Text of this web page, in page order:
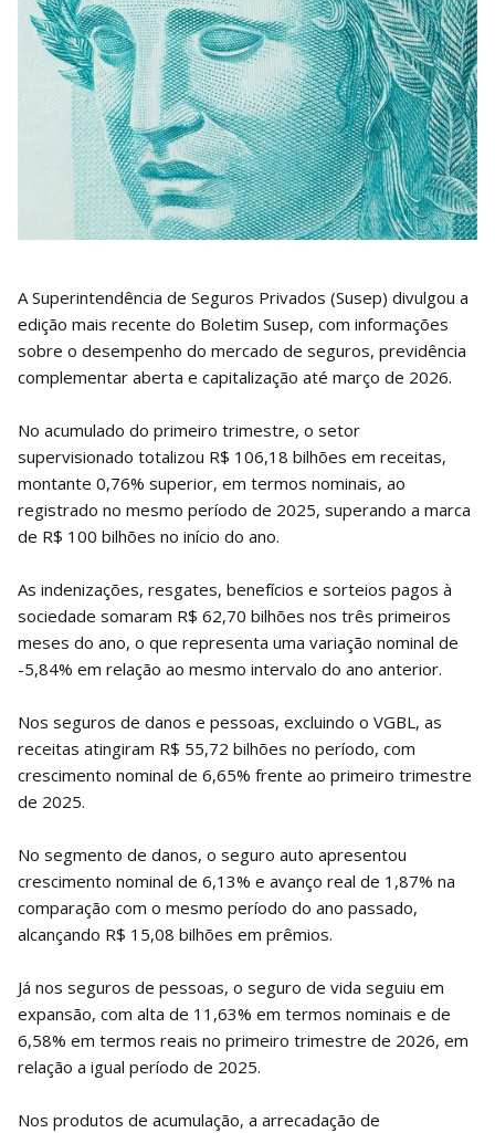
A Superintendência de Seguros Privados (Susep) divulgou a
edição mais recente do Boletim Susep, com informações
sobre o desempenho do mercado de seguros, previdência
complementar aberta e capitalização até março de 2026.
No acumulado do primeiro trimestre, o setor
supervisionado totalizou R$ 106,18 bilhões em receitas,
montante 0,76% superior, em termos nominais, ao
registrado no mesmo período de 2025, superando a marca
de R$ 100 bilhões no início do ano.
As indenizações, resgates, benefícios e sorteios pagos à
sociedade somaram R$ 62,70 bilhões nos três primeiros
meses do ano, o que representa uma variação nominal de
-5,84% em relação ao mesmo intervalo do ano anterior.
Nos seguros de danos e pessoas, excluindo o VGBL, as
receitas atingiram R$ 55,72 bilhões no período, com
crescimento nominal de 6,65% frente ao primeiro trimestre
de 2025.
No segmento de danos, o seguro auto apresentou
crescimento nominal de 6,13% e avanço real de 1,87% na
comparação com o mesmo período do ano passado,
alcançando R$ 15,08 bilhões em prêmios.
Já nos seguros de pessoas, o seguro de vida seguiu em
expansão, com alta de 11,63% em termos nominais e de
6,58% em termos reais no primeiro trimestre de 2026, em
relação a igual período de 2025.
Nos produtos de acumulação, a arrecadação de